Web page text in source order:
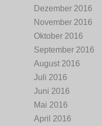
Dezember 2016
November 2016
Oktober 2016
September 2016
August 2016
Juli 2016
Juni 2016
Mai 2016
April 2016